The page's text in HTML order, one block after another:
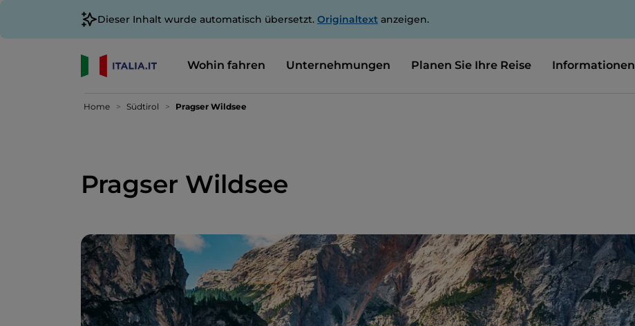
Dieser Inhalt wurde automatisch übersetzt. Originaltext anzeigen.
Wohin fahren Unternehmungen Planen Sie Ihre Reise Informationen
Home Südtirol Pragser Wildsee
Pragser Wildsee